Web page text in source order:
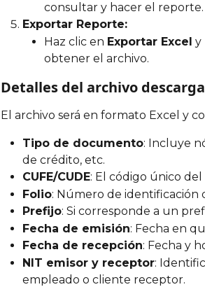
consultar y hacer el reporte.
Exportar Reporte:
Haz clic en Exportar Excel y
obtener el archivo.
Detalles del archivo
El archivo será en formato Excel y
Tipo de documento: Incluye
de crédito, etc.
CUFE/CUDE: El código único
Folio: Número de identificación
Prefijo: Si corresponde a un
Fecha de emisión: Fecha en
Fecha de recepción: Fecha y
NIT emisor y receptor:
empleado o cliente receptor.